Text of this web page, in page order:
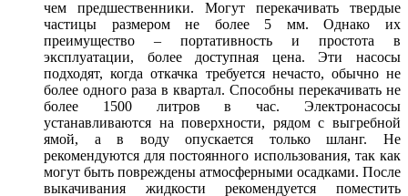
чем предшественники. Могут перекачивать твердые
частицы размером не более 5 мм. Однако их
преимущество – портативность и простота в
эксплуатации, более доступная цена. Эти насосы
подходят, когда откачка требуется нечасто, обычно не
более одного раза в квартал. Способны перекачивать не
более 1500 литров в час. Электронасосы
устанавливаются на поверхности, рядом с выгребной
ямой, а в воду опускается только шланг. Не
рекомендуются для постоянного использования, так как
могут быть повреждены атмосферными осадками. После
выкачивания жидкости рекомендуется поместить